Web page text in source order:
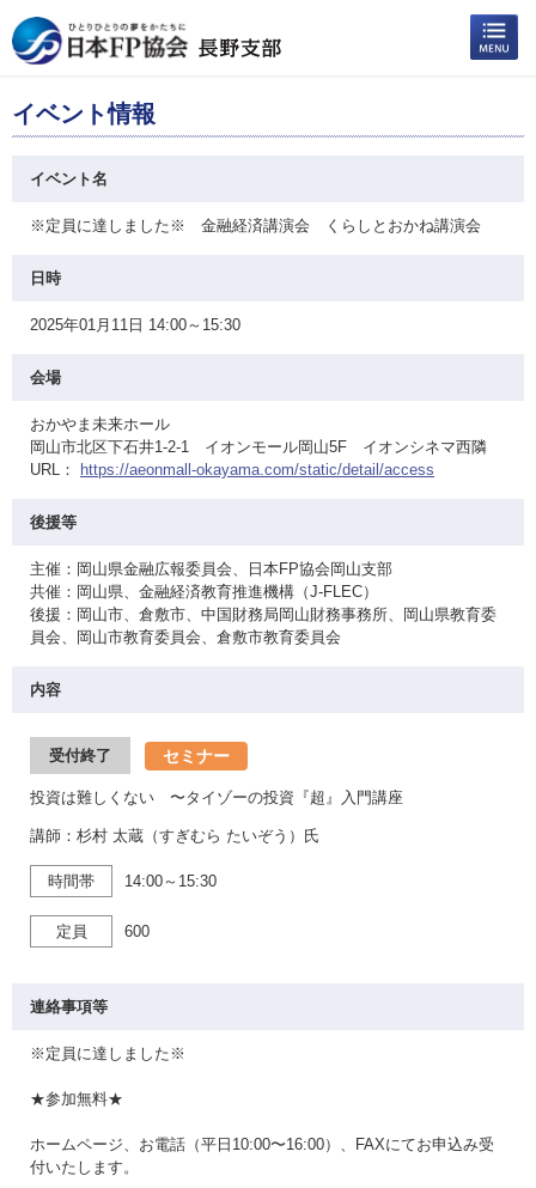
イベント情報
イベント名
※定員に達しました※ 金融経済講演会 くらしとおかね講演会
日時
2025年01月11日 14:00～15:30
会場
おかやま未来ホール
岡山市北区下石井1-2-1 イオンモール岡山5F イオンシネマ西隣
URL：
https://aeonmall-okayama.com/static/detail/access
後援等
主催：岡山県金融広報委員会、日本FP協会岡山支部
共催：岡山県、金融経済教育推進機構（J-FLEC）
後援：岡山市、倉敷市、中国財務局岡山財務事務所、岡山県教育委
員会、岡山市教育委員会、倉敷市教育委員会
内容
受付終了 セミナー
投資は難しくない 〜タイゾーの投資『超』入門講座
講師：杉村 太蔵（すぎむら たいぞう）氏
時間帯 14:00～15:30
定員 600
連絡事項等
※定員に達しました※
★参加無料★
ホームページ、お電話（平日10:00〜16:00）、FAXにてお申込み受
付いたします。